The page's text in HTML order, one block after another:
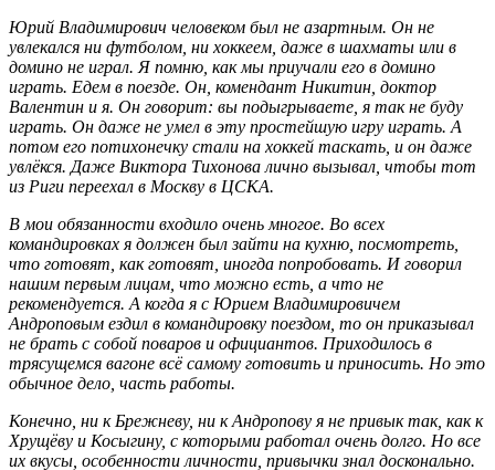
Юрий Владимирович человеком был не азартным. Он не
увлекался ни футболом, ни хоккеем, даже в шахматы или в
домино не играл. Я помню, как мы приучали его в домино
играть. Едем в поезде. Он, комендант Никитин, доктор
Валентин и я. Он говорит: вы подыгрываете, я так не буду
играть. Он даже не умел в эту простейшую игру играть. А
потом его потихонечку стали на хоккей таскать, и он даже
увлёкся. Даже Виктора Тихонова лично вызывал, чтобы тот
из Риги переехал в Москву в ЦСКА.
В мои обязанности входило очень многое. Во всех
командировках я должен был зайти на кухню, посмотреть,
что готовят, как готовят, иногда попробовать. И говорил
нашим первым лицам, что можно есть, а что не
рекомендуется. А когда я с Юрием Владимировичем
Андроповым ездил в командировку поездом, то он приказывал
не брать с собой поваров и официантов. Приходилось в
трясущемся вагоне всё самому готовить и приносить. Но это
обычное дело, часть работы.
Конечно, ни к Брежневу, ни к Андропову я не привык так, как к
Хрущёву и Косыгину, с которыми работал очень долго. Но все
их вкусы, особенности личности, привычки знал досконально.